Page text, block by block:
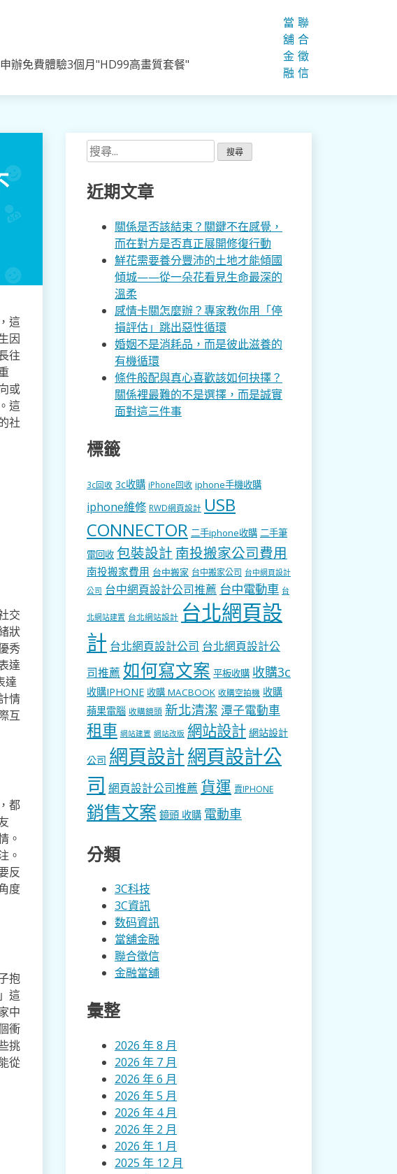
辦免費體驗3個月"HD99高畫質套餐"
當
舖
金
融
聯
合
徵
信
這
因
往
或
這
社
交
狀
秀
達
達
情
互
都
。
。
反
度
抱
這
中
衝
挑
從
搜
尋
關
鍵
近期文章
關係是否該結束？關鍵不在感覺，
而在對方是否真正展開修復行動
鮮花需要養分豐沛的土地才能傾國
傾城——從一朵花看見生命最深的
溫柔
感情卡關怎麼辦？專家教你用「停
損評估」跳出惡性循環
婚姻不是消耗品，而是彼此滋養的
有機循環
條件般配與真心喜歡該如何抉擇？
關係裡最難的不是選擇，而是誠實
面對這三件事
標籤
3c回收 3c收購 iPhone回收 iphone手機收購
iphone維修 RWD網頁設計 USB
CONNECTOR 二手iphone收購 二手筆
電回收 包裝設計 南投搬家公司費用
南投搬家費用 台中搬家 台中搬家公司 台中網頁設計
公司 台中網頁設計公司推薦 台中電動車 台
北網站建置 台北網站設計 台北網頁設
計 台北網頁設計公司 台北網頁設計公
司推薦 如何寫文案 平板收購 收購3c
收購IPHONE 收購 MACBOOK 收購空拍機 收購
蘋果電腦 收購鏡頭 新北清潔 潭子電動車
租車 網站建置 網站改版 網站設計 網站設計
公司 網頁設計網頁設計公
司 網頁設計公司推薦 貨運 賣IPHONE
銷售文案 鏡頭 收購 電動車
分類
3C科技
3C資訊
数码資訊
當舖金融
聯合徵信
金融當舖
彙整
2026 年 8 月
2026 年 7 月
2026 年 6 月
2026 年 5 月
2026 年 4 月
2026 年 2 月
2026 年 1 月
2025 年 12 月